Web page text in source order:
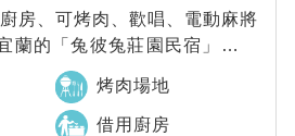
房、可烤肉、歡唱、電動麻將
蘭的「兔彼兔莊園民宿」，是
的度假天堂，提供 8...
烤肉場地
借用廚房